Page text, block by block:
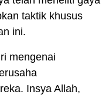
taktik khusus
ini.
mengenai
Insya Allah,